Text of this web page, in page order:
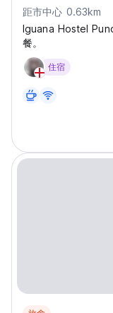
距市中心 0.63km
Iguana Hostel
餐。
住宿